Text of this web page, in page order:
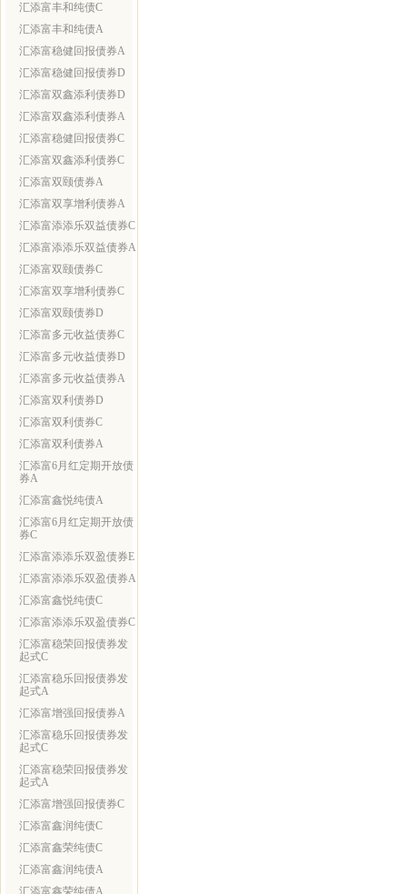
汇添富丰和纯债C
汇添富丰和纯债A
汇添富稳健回报债券A
汇添富稳健回报债券D
汇添富双鑫添利债券D
汇添富双鑫添利债券A
汇添富稳健回报债券C
汇添富双鑫添利债券C
汇添富双颐债券A
汇添富双享增利债券A
汇添富添添乐双益债券C
汇添富添添乐双益债券A
汇添富双颐债券C
汇添富双享增利债券C
汇添富双颐债券D
汇添富多元收益债券C
汇添富多元收益债券D
汇添富多元收益债券A
汇添富双利债券D
汇添富双利债券C
汇添富双利债券A
汇添富6月红定期开放债
券A
汇添富鑫悦纯债A
汇添富6月红定期开放债
券C
汇添富添添乐双盈债券E
汇添富添添乐双盈债券A
汇添富鑫悦纯债C
汇添富添添乐双盈债券C
汇添富稳荣回报债券发
起式C
汇添富稳乐回报债券发
起式A
汇添富增强回报债券A
汇添富稳乐回报债券发
起式C
汇添富稳荣回报债券发
起式A
汇添富增强回报债券C
汇添富鑫润纯债C
汇添富鑫荣纯债C
汇添富鑫润纯债A
汇添富鑫荣纯债A